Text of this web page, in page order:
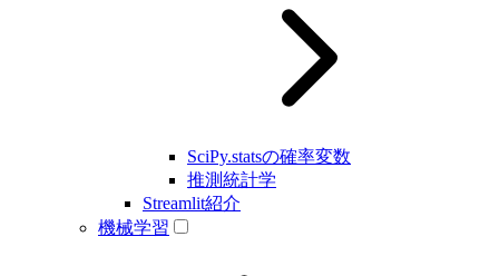
SciPy.statsの確率変数
推測統計学
Streamlit紹介
機械学習